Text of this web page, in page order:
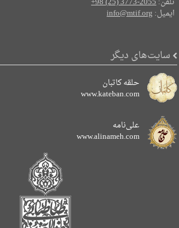
ایمیل:info@mtif.org
سایت‌های دیگر
حلقه کاتبان
www.kateban.com
علی‌نامه
www.alinameh.com